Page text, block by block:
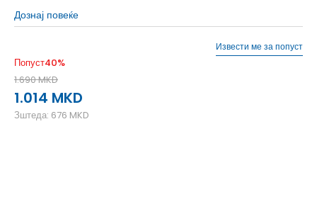
Дознај повеќе
Попуст40%
1.690MKD
1.014 MKD
Зштеда: 676 MKD
Извести ме за попуст